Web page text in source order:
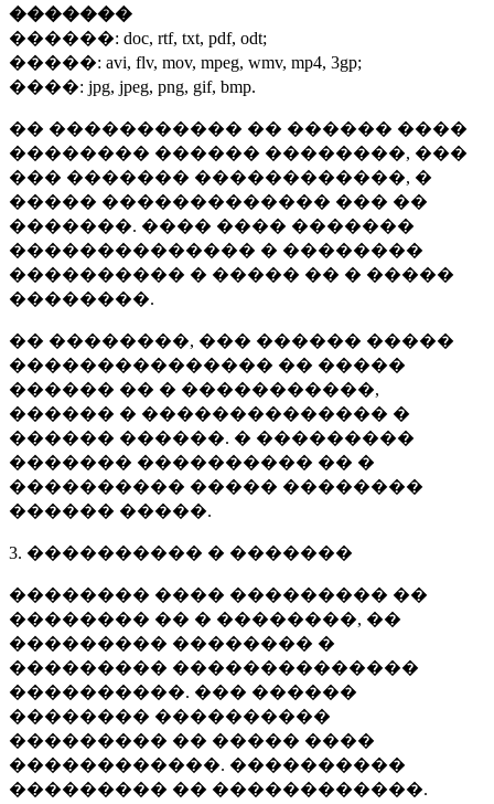
�������
������: doc, rtf, txt, pdf, odt;
�����: avi, flv, mov, mpeg, wmv, mp4, 3gp;
����: jpg, jpeg, png, gif, bmp.
�� ����������� �� ������ ����
�������� ������ ��������, ���
��� ������� ������������, �
����� ������������� ��� ��
�������. ���� ���� �������
�������������� � ��������
���������� � ����� �� � �����
��������.
�� ��������, ��� ������ �����
��������������� �� �����
������ �� � �����������,
������ � �������������� �
������ ������. � ���������
������� ���������� �� �
���������� ����� ��������
������ �����.
3. ���������� � �������
�������� ���� ��������� ��
�������� �� � ��������, ��
��������� �������� �
��������� ��������������
����������. ��� ������
�������� ����������
��������� �� ����� ����
������������. ����������
��������� �� ������������.